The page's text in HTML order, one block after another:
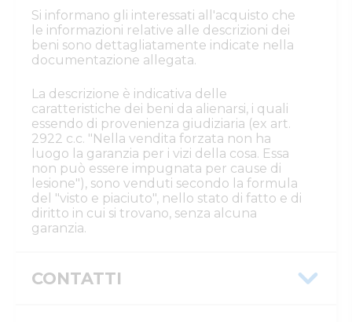
Si informano gli interessati all'acquisto che
le informazioni relative alle descrizioni dei
beni sono dettagliatamente indicate nella
documentazione allegata.
La descrizione è indicativa delle
caratteristiche dei beni da alienarsi, i quali
essendo di provenienza giudiziaria (ex art.
2922 c.c. "Nella vendita forzata non ha
luogo la garanzia per i vizi della cosa. Essa
non può essere impugnata per cause di
lesione"), sono venduti secondo la formula
del "visto e piaciuto", nello stato di fatto e di
diritto in cui si trovano, senza alcuna
garanzia.
CONTATTI